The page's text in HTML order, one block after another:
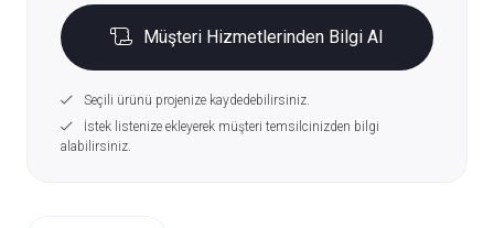
Müşteri Hizmetlerinden Bilgi Al
Seçili ürünü projenize kaydedebilirsiniz.
İstek listenize ekleyerek müşteri temsilcinizden bilgi
alabilirsiniz.